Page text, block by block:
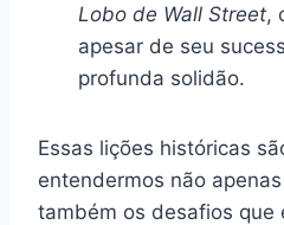
Lobo de Wall Street,
apesar de seu
profunda solidão.
Essas lições históricas
entendermos não
também os desafios que